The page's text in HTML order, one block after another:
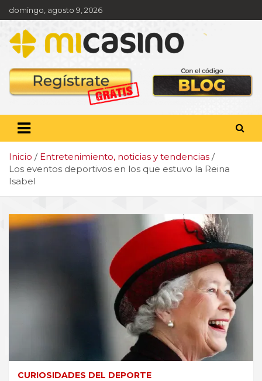
Saltar
al
contenido
domingo, agosto 9, 2026
Pronóstico deportivo,
apuestas y actualidad
deportiva
Inicio
Entretenimiento, noticias y tendencias
Los eventos deportivos en los que estuvo la Reina
Isabel
CURIOSIDADES DEL DEPORTE